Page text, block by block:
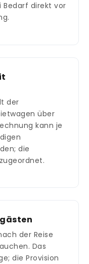
direkt vor
der
über
kann je
die
der Reise
Das
die Provision